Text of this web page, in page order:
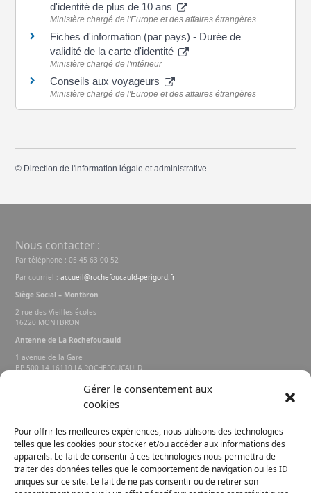
Gérer le consentement aux
cookies
Pour offrir les meilleures expériences, nous utilisons des technologies
telles que les cookies pour stocker et/ou accéder aux informations des
appareils. Le fait de consentir à ces technologies nous permettra de
traiter des données telles que le comportement de navigation ou les ID
uniques sur ce site. Le fait de ne pas consentir ou de retirer son
d'identité de plus de 10 ans
Ministère chargé de l'Europe et des affaires étrangères
Fiches d'information (par pays) - Durée de
validité de la carte d'identité
Ministère chargé de l'intérieur
Conseils aux voyageurs
Ministère chargé de l'Europe et des affaires étrangères
© Direction de l'information légale et administrative
Nous contacter :
Par téléphone : 05 45 63 00 52
Par courriel :accueil@rochefoucauld-perigord.fr
Siège Social – Montbron
2 rue des Vieilles écoles
16220 MONTBRON
Antenne de La Rochefoucauld
1 avenue de la Gare
BP 500 14 16110 LA ROCHEFOUCAULD